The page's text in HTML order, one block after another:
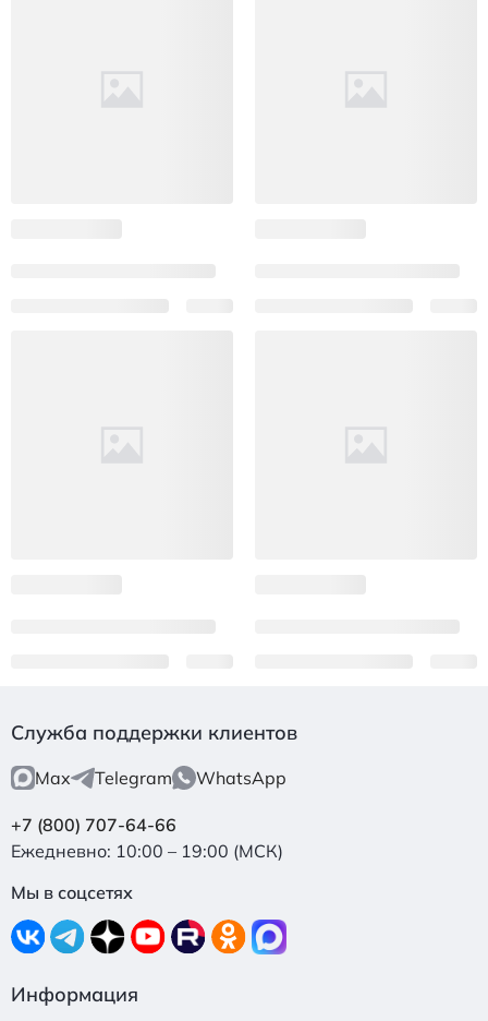
Служба поддержки клиентов
Max Telegram WhatsApp
+7 (800) 707-64-66
Ежедневно: 10:00 – 19:00 (МСК)
Мы в соцсетях
Информация